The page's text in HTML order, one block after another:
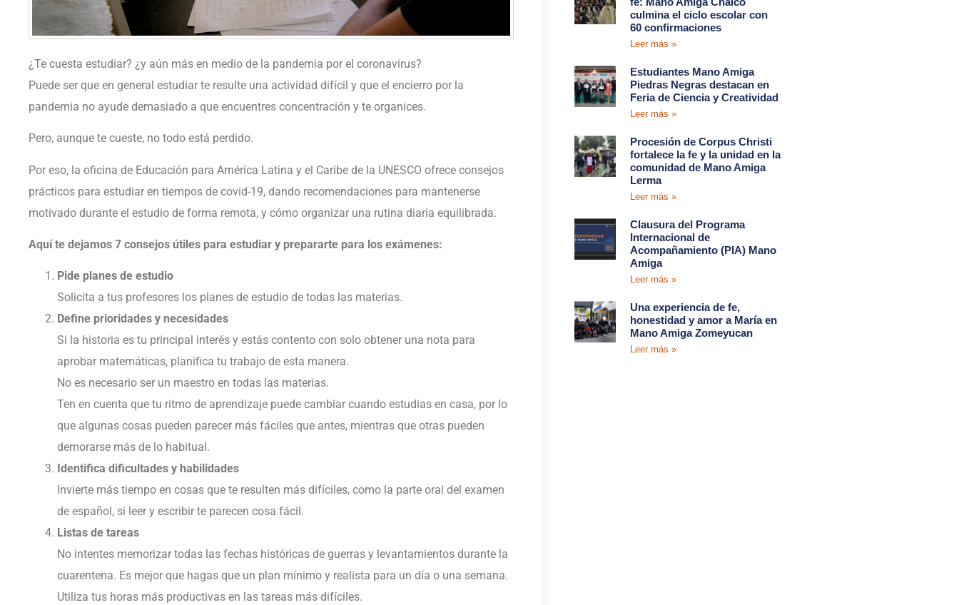
¿Te cuesta estudiar? ¿y aún más en medio de la pandemia por el coronavirus?
Puede ser que en general estudiar te resulte una actividad difícil y que el encierro por la
pandemia no ayude demasiado a que encuentres concentración y te organices.
Pero, aunque te cueste, no todo está perdido.
Por eso, la oficina de Educación para América Latina y el Caribe de la UNESCO ofrece consejos
prácticos para estudiar en tiempos de covid-19, dando recomendaciones para mantenerse
motivado durante el estudio de forma remota, y cómo organizar una rutina diaria equilibrada.
Aquí te dejamos 7 consejos útiles para estudiar y prepararte para los exámenes:
Pide planes de estudio
Solicita a tus profesores los planes de estudio de todas las materias.
Define prioridades y necesidades
Si la historia es tu principal interés y estás contento con solo obtener una nota para
aprobar matemáticas, planifica tu trabajo de esta manera.
No es necesario ser un maestro en todas las materias.
Ten en cuenta que tu ritmo de aprendizaje puede cambiar cuando estudias en casa, por lo
que algunas cosas pueden parecer más fáciles que antes, mientras que otras pueden
demorarse más de lo habitual.
Identifica dificultades y habilidades
Invierte más tiempo en cosas que te resulten más difíciles, como la parte oral del examen
de español, si leer y escribir te parecen cosa fácil.
Listas de tareas
No intentes memorizar todas las fechas históricas de guerras y levantamientos durante la
cuarentena. Es mejor que hagas que un plan mínimo y realista para un día o una semana.
Utiliza tus horas más productivas en las tareas más difíciles.
culmina el ciclo escolar con
60 confirmaciones
Leer más »
Estudiantes Mano Amiga
Piedras Negras destacan en
Feria de Ciencia y Creatividad
Leer más »
Procesión de Corpus Christi
fortalece la fe y la unidad en la
comunidad de Mano Amiga
Lerma
Leer más »
Clausura del Programa
Internacional de
Acompañamiento (PIA) Mano
Amiga
Leer más »
Una experiencia de fe,
honestidad y amor a María en
Mano Amiga Zomeyucan
Leer más »